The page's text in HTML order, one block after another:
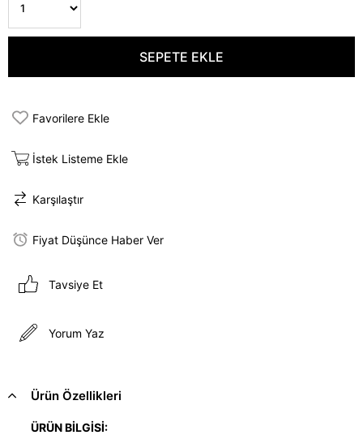
Favorilere Ekle
İstek Listeme Ekle
Karşılaştır
Fiyat Düşünce Haber Ver
Tavsiye Et
Yorum Yaz
Ürün Özellikleri
ÜRÜN BİLGİSİ: